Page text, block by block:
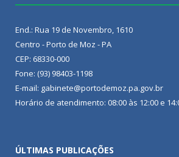
End.: Rua 19 de Novembro, 1610
Centro - Porto de Moz - PA
CEP: 68330-000
Fone: (93) 98403-1198
E-mail: gabinete@portodemoz.pa.gov.br
Horário de atendimento: 08:00 às 12:00 e
ÚLTIMAS PUBLICAÇÕES